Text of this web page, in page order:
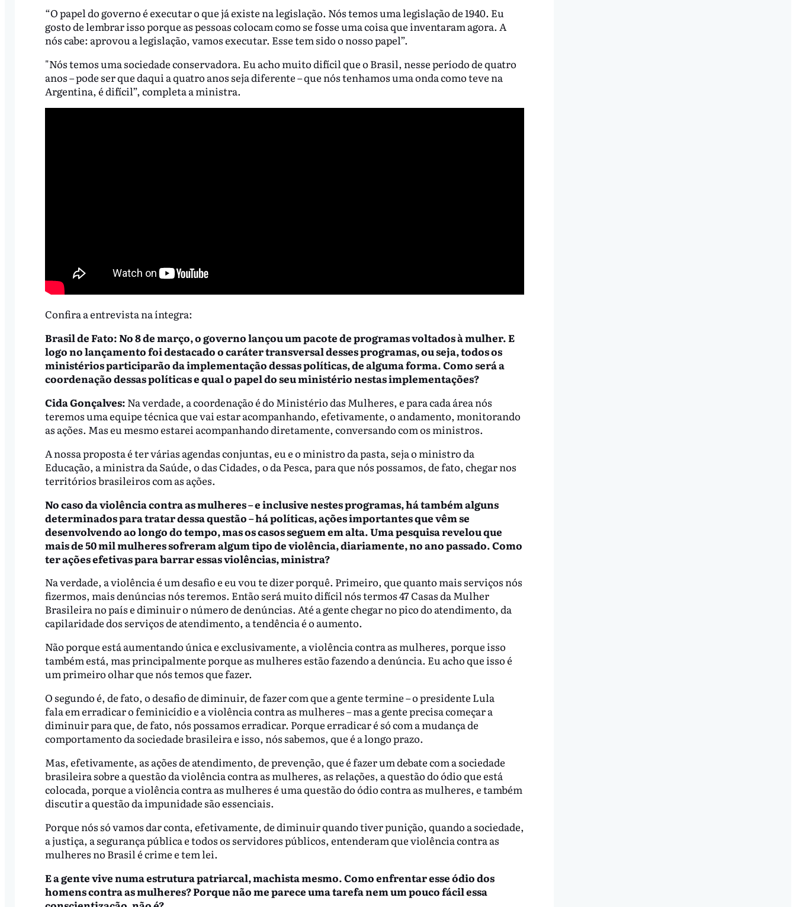
“O papel do governo é executar o que já existe na legislação. Nós temos uma legislação de 1940. Eu
gosto de lembrar isso porque as pessoas colocam como se fosse uma coisa que inventaram agora. A
nós cabe: aprovou a legislação, vamos executar. Esse tem sido o nosso papel”.
"Nós temos uma sociedade conservadora. Eu acho muito difícil que o Brasil, nesse período de quatro
anos – pode ser que daqui a quatro anos seja diferente – que nós tenhamos uma onda como teve na
Argentina, é difícil”, completa a ministra.
Confira a entrevista na íntegra:
Brasil de Fato: No 8 de março, o governo lançou um pacote de programas voltados à mulher. E
logo no lançamento foi destacado o caráter transversal desses programas, ou seja, todos os
ministérios participarão da implementação dessas políticas, de alguma forma. Como será a
coordenação dessas políticas e qual o papel do seu ministério nestas implementações?
Cida Gonçalves: Na verdade, a coordenação é do Ministério das Mulheres, e para cada área nós
teremos uma equipe técnica que vai estar acompanhando, efetivamente, o andamento, monitorando
as ações. Mas eu mesmo estarei acompanhando diretamente, conversando com os ministros.
A nossa proposta é ter várias agendas conjuntas, eu e o ministro da pasta, seja o ministro da
Educação, a ministra da Saúde, o das Cidades, o da Pesca, para que nós possamos, de fato, chegar nos
territórios brasileiros com as ações.
No caso da violência contra as mulheres – e inclusive nestes programas, há também alguns
determinados para tratar dessa questão – há políticas, ações importantes que vêm se
desenvolvendo ao longo do tempo, mas os casos seguem em alta. Uma pesquisa revelou que
mais de 50 mil mulheres sofreram algum tipo de violência, diariamente, no ano passado. Como
ter ações efetivas para barrar essas violências, ministra?
Na verdade, a violência é um desafio e eu vou te dizer porquê. Primeiro, que quanto mais serviços nós
fizermos, mais denúncias nós teremos. Então será muito difícil nós termos 47 Casas da Mulher
Brasileira no país e diminuir o número de denúncias. Até a gente chegar no pico do atendimento, da
capilaridade dos serviços de atendimento, a tendência é o aumento.
Não porque está aumentando única e exclusivamente, a violência contra as mulheres, porque isso
também está, mas principalmente porque as mulheres estão fazendo a denúncia. Eu acho que isso é
um primeiro olhar que nós temos que fazer.
O segundo é, de fato, o desafio de diminuir, de fazer com que a gente termine – o presidente Lula
fala em erradicar o feminicídio e a violência contra as mulheres – mas a gente precisa começar a
diminuir para que, de fato, nós possamos erradicar. Porque erradicar é só com a mudança de
comportamento da sociedade brasileira e isso, nós sabemos, que é a longo prazo.
Mas, efetivamente, as ações de atendimento, de prevenção, que é fazer um debate com a sociedade
brasileira sobre a questão da violência contra as mulheres, as relações, a questão do ódio que está
colocada, porque a violência contra as mulheres é uma questão do ódio contra as mulheres, e também
discutir a questão da impunidade são essenciais.
Porque nós só vamos dar conta, efetivamente, de diminuir quando tiver punição, quando a sociedade,
a justiça, a segurança pública e todos os servidores públicos, entenderam que violência contra as
mulheres no Brasil é crime e tem lei.
E a gente vive numa estrutura patriarcal, machista mesmo. Como enfrentar esse ódio dos
homens contra as mulheres? Porque não me parece uma tarefa nem um pouco fácil essa